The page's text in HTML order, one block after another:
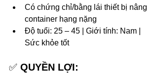
Có chứng chỉ/bằng lái thiết bị nâng
container hạng nặng
Độ tuổi: 25 – 45 | Giới tính: Nam |
Sức khỏe tốt
✅ QUYỀN LỢI: